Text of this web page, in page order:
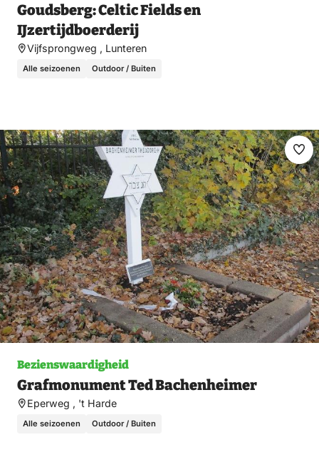
Goudsberg: Celtic Fields en
IJzertijdboerderij
Vijfsprongweg , Lunteren
Alle seizoenen Outdoor / Buiten
Bezienswaardigheid
Grafmonument Ted Bachenheimer
Eperweg , 't Harde
Alle seizoenen Outdoor / Buiten